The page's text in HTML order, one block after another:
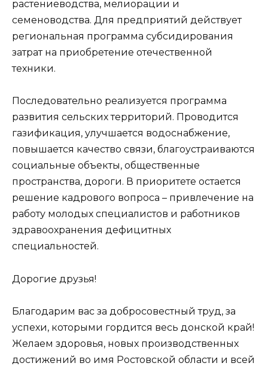
растениеводства, мелиорации и
семеноводства. Для предприятий действует
региональная программа субсидирования
затрат на приобретение отечественной
техники.
Последовательно реализуется программа
развития сельских территорий. Проводится
газификация, улучшается водоснабжение,
повышается качество связи, благоустраиваются
социальные объекты, общественные
пространства, дороги. В приоритете остается
решение кадрового вопроса – привлечение на
работу молодых специалистов и работников
здравоохранения дефицитных
специальностей.
Дорогие друзья!
Благодарим вас за добросовестный труд, за
успехи, которыми гордится весь донской край!
Желаем здоровья, новых производственных
достижений во имя Ростовской области и всей